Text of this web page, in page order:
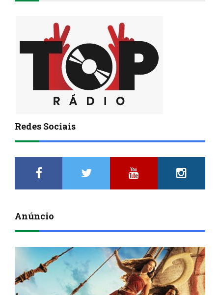
Redes Sociais
Anúncio